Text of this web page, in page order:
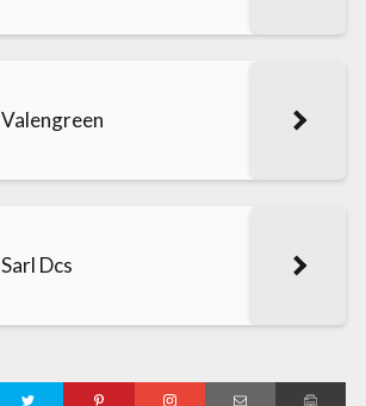
Valengreen
Sarl Dcs